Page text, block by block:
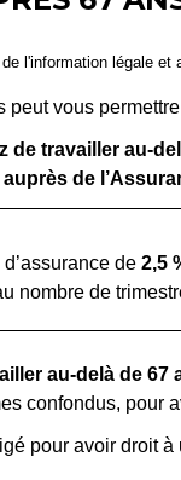
l'information légale et
vous
de travailler au-
auprès de
de 2,5
nombre de
au-delà de 67
confondus, pour
pour avoir droit